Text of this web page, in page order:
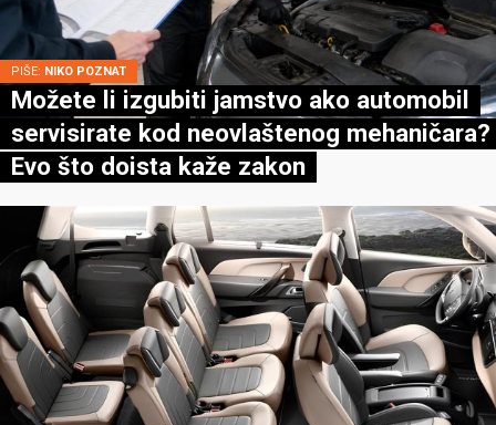
PIŠE: NIKO POZNAT
Možete li izgubiti jamstvo ako automobil
servisirate kod neovlaštenog mehaničara?
Evo što doista kaže zakon